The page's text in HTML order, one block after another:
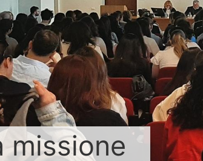
missione